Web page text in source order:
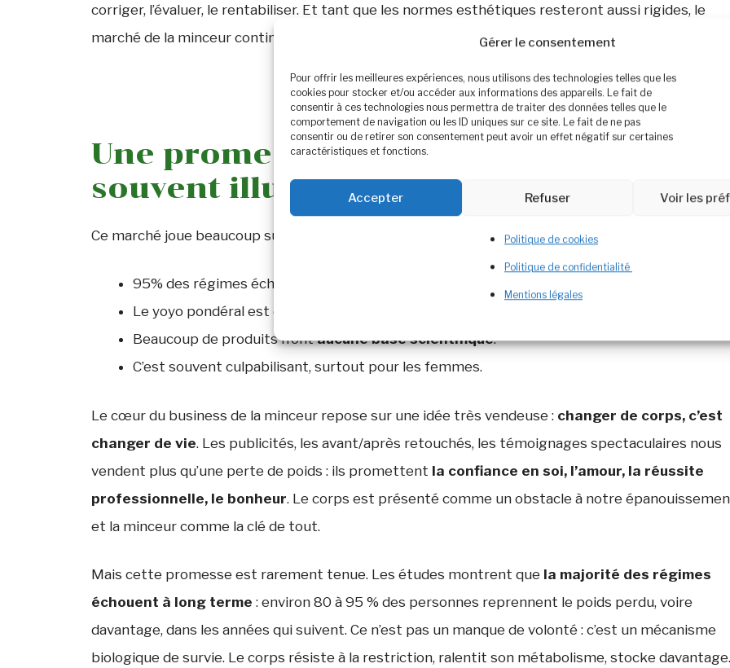
Gérer le consentement
Pour offrir les meilleures expériences, nous utilisons des technologies telles que les
cookies pour stocker et/ou accéder aux informations des appareils. Le fait de
consentir à ces technologies nous permettra de traiter des données telles que le
comportement de navigation ou les ID uniques sur ce site. Le fait de ne pas
consentir ou de retirer son consentement peut avoir un effet négatif sur certaines
caractéristiques et fonctions.
Accepter Refuser Voir les
Politique de cookies
Politique de confidentialité
Mentions légales
corriger, l’évaluer, le rentabiliser. Et tant que les normes esthétiques resteront aussi rigides, le
marché de la minceur continuera à prospérer sur les doutes, les complexes et les injonctions.
Une promesse de transformation…
souvent illusoire
Ce marché joue beaucoup sur : minceur = beauté = réussite = bonheur. Sauf que :
95% des régimes échouent sur le long terme.
Le yoyo pondéral est courant, et peut être dangereux.
Beaucoup de produits n’ontaucune base scientifique.
C’est souvent culpabilisant, surtout pour les femmes.
Le cœur du business de la minceur repose sur une idée très vendeuse : changer de corps, c’est
changer de vie. Les publicités, les avant/après retouchés, les témoignages spectaculaires nous
vendent plus qu’une perte de poids : ils promettent la confiance en soi, l’amour, la réussite
professionnelle, le bonheur. Le corps est présenté comme un obstacle à notre
et la minceur comme la clé de tout.
Mais cette promesse est rarement tenue. Les études montrent que la majorité des régimes
échouent à long terme : environ 80 à 95 % des personnes reprennent le poids perdu, voire
davantage, dans les années qui suivent. Ce n’est pas un manque de volonté : c’est un mécanisme
biologique de survie. Le corps résiste à la restriction, ralentit son métabolisme, stocke